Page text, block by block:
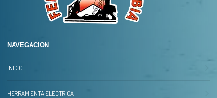
NAVEGACION
INICIO
HERRAMIENTA ELECTRICA